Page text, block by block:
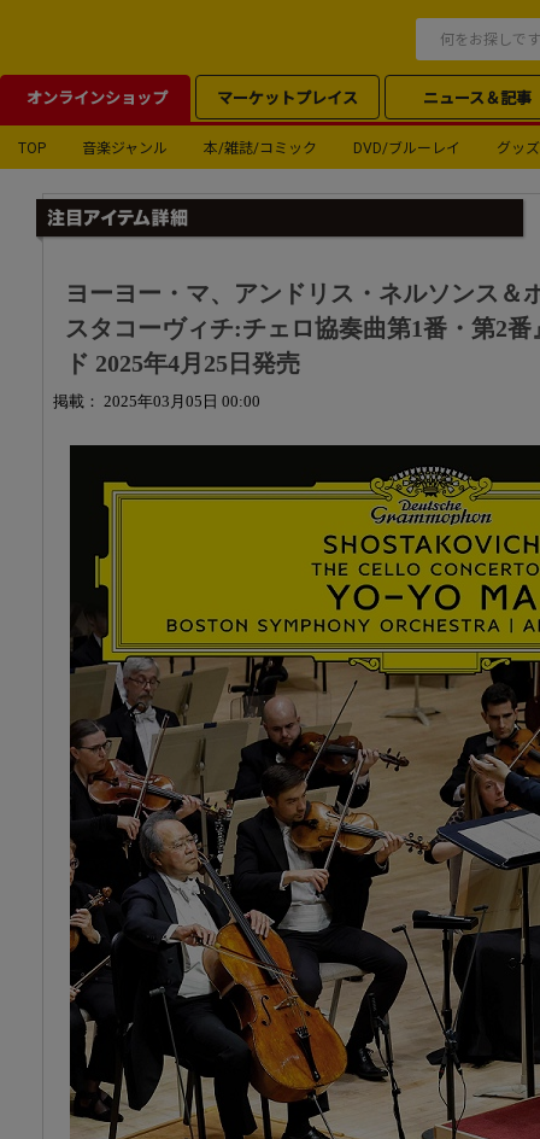
オンラインショップ マーケットプレイス ニュース＆記事
TOP 音楽ジャンル 本/雑誌/コミック DVD/ブルーレイ グッズ
ヨーヨー・マ、アンドリス・ネルソンス＆
スタコーヴィチ:チェロ協奏曲第1番・第2
ド 2025年4月25日発売
掲載： 2025年03月05日 00:00